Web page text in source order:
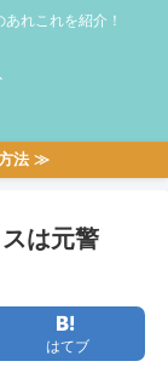
れこれを紹介！
法 ≫
は元警
はてブ